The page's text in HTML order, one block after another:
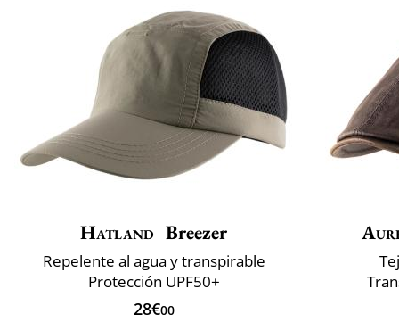
Hatland Breezer
Repelente al agua y transpirable
Protección UPF50+
28€00